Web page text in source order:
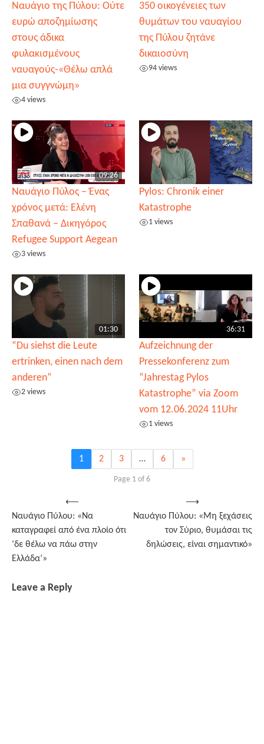
Ναυάγιο της Πύλου: Ούτε
ευρώ αποζημίωσης
στους άδικα
φυλακισμένους
ναυαγούς-«Θέλω απλά
μια συγγνώμη»
4 views
350 οικογένειες των
θυμάτων του ναυαγίου
της Πύλου ζητάνε
δικαιοσύνη
94 views
09:26
Ναυάγιο Πύλος – Ένας
χρόνος μετά: Ελένη
Σπαθανά – Δικηγόρος
Refugee Support Aegean
3 views
Pylos: Chronik einer
Katastrophe
1 views
01:30
“Du siehst die Leute
ertrinken, einen nach dem
anderen”
2 views
36:31
Aufzeichnung der
Pressekonferenz zum
“Jahrestag Pylos
Katastrophe” via Zoom
vom 12.06.2024 11Uhr
1 views
1 2 3 … 6 »
Page 1 of 6
navigation
⟵
Ναυάγιο Πύλου: «Να
καταγραφεί από ένα πλοίο ότι
‘δε θέλω να πάω στην
Ελλάδα’»
Ναυάγιο Πύλου: «Μη ξεχάσεις
τον Σύριο, θυμάσαι τις
δηλώσεις, είναι σημαντικό»
⟶
Leave a Reply